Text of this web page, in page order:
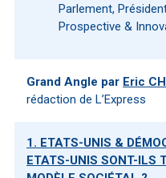
Parlement,
Prospective &
Grand Angle par Eric
rédaction de L’Express
1. ETATS-UNIS &
ETATS-UNIS SONT-ILS